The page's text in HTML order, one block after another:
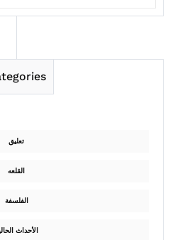
تعليق
القلعه
الفلسفة
الأحداث